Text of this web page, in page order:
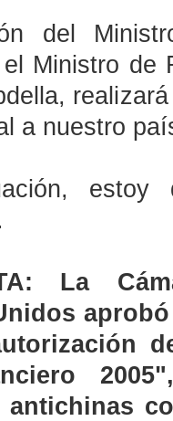
del
Ministro de
a nuestro
La
2005"
antichinas